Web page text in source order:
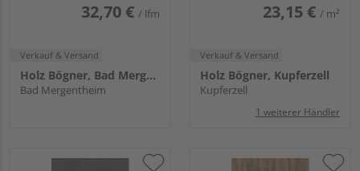
32,70 € / lfm
Verkauf & Versand
Holz Bögner, Bad Mergentheim
Bad Mergentheim
23,15 € / m²
Verkauf & Versand
Holz Bögner, Kupferzell
Kupferzell
1 weiterer Händler